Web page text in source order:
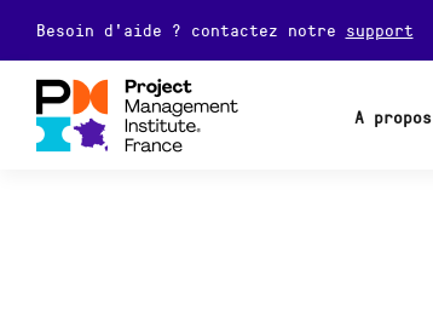
Besoin d'aide ? contactez notre support
A propos